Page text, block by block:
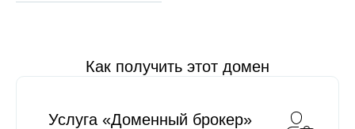
Как получить этот домен
Услуга «Доменный брокер»